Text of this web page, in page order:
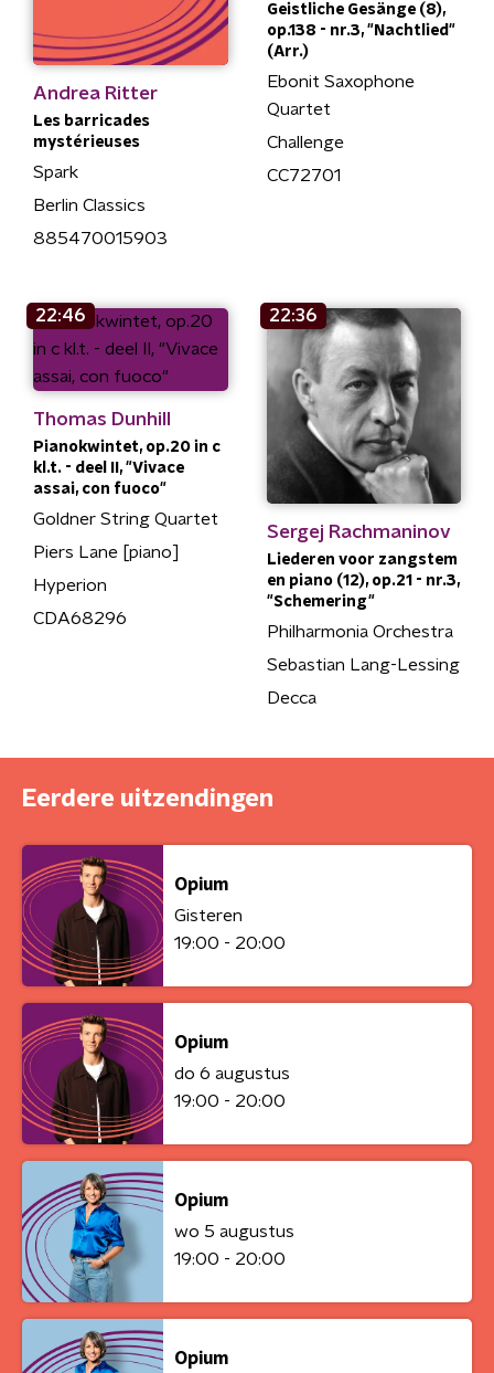
Andrea Ritter
Les barricades
mystérieuses
Spark
Berlin Classics
885470015903
Geistliche Gesänge (8),
op.138 - nr.3, "Nachtlied"
(Arr.)
Ebonit Saxophone
Quartet
Challenge
CC72701
22:46
Thomas Dunhill
Pianokwintet, op.20 in c
kl.t. - deel II, "Vivace
assai, con fuoco"
Goldner String Quartet
Piers Lane [piano]
Hyperion
CDA68296
22:36
Sergej Rachmaninov
Liederen voor zangstem
en piano (12), op.21 - nr.3,
"Schemering"
Philharmonia Orchestra
Sebastian Lang-Lessing
Decca
Eerdere uitzendingen
Opium
Gisteren
19:00 - 20:00
Opium
do 6 augustus
19:00 - 20:00
Opium
wo 5 augustus
19:00 - 20:00
Opium